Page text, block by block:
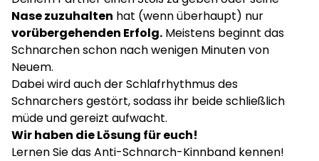
Nase zuzuhalten hat (wenn überhaupt) nur
vorübergehenden Erfolg. Meistens beginnt das
Schnarchen schon nach wenigen Minuten von
Neuem.
Dabei wird auch der Schlafrhythmus des
Schnarchers gestört, sodass ihr beide schließlich
müde und gereizt aufwacht.
Wir haben die Lösung für euch!
Lernen Sie das Anti-Schnarch-Kinnband kennen!